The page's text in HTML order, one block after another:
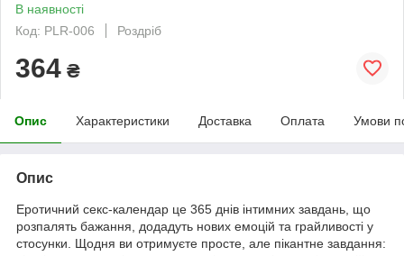
В наявності
Код: PLR-006
Роздріб
364 ₴
Опис Характеристики Доставка Оплата Умови
Опис
Еротичний секс-календар це 365 днів інтимних завдань, що
розпалять бажання, додадуть нових емоцій та грайливості у
стосунки. Щодня ви отримуєте просте, але пікантне завдання: